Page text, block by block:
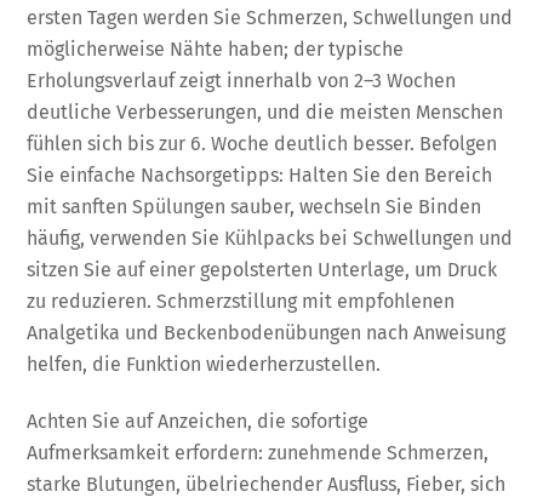
ersten Tagen werden Sie Schmerzen, Schwellungen und
möglicherweise Nähte haben; der typische
Erholungsverlauf zeigt innerhalb von 2–3 Wochen
deutliche Verbesserungen, und die meisten Menschen
fühlen sich bis zur 6. Woche deutlich besser. Befolgen
Sie einfache Nachsorgetipps: Halten Sie den Bereich
mit sanften Spülungen sauber, wechseln Sie Binden
häufig, verwenden Sie Kühlpacks bei Schwellungen und
sitzen Sie auf einer gepolsterten Unterlage, um Druck
zu reduzieren. Schmerzstillung mit empfohlenen
Analgetika und Beckenbodenübungen nach Anweisung
helfen, die Funktion wiederherzustellen.
Achten Sie auf Anzeichen, die sofortige
Aufmerksamkeit erfordern: zunehmende Schmerzen,
starke Blutungen, übelriechender Ausfluss, Fieber, sich